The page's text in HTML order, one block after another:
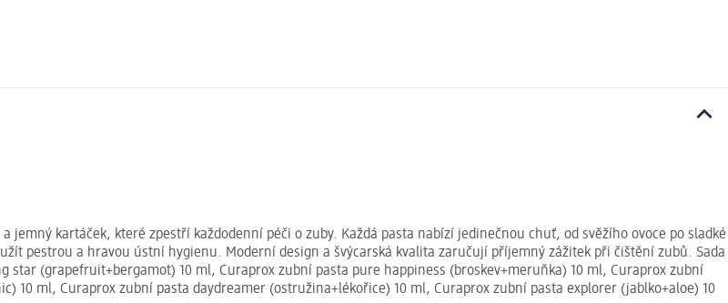
jemný kartáček, které zpestří každodenní péči o zuby. Každá pasta nabízí jedinečnou chuť, od svěžího ovoce po sladké
pestrou a hravou ústní hygienu. Moderní design a švýcarská kvalita zaručují příjemný zážitek při čištění zubů. Sada
(grapefruit+bergamot) 10 ml, Curaprox zubní pasta pure happiness (broskev+meruňka) 10 ml, Curaprox zubní
10 ml, Curaprox zubní pasta daydreamer (ostružina+lékořice) 10 ml, Curaprox zubní pasta explorer (jablko+aloe) 10